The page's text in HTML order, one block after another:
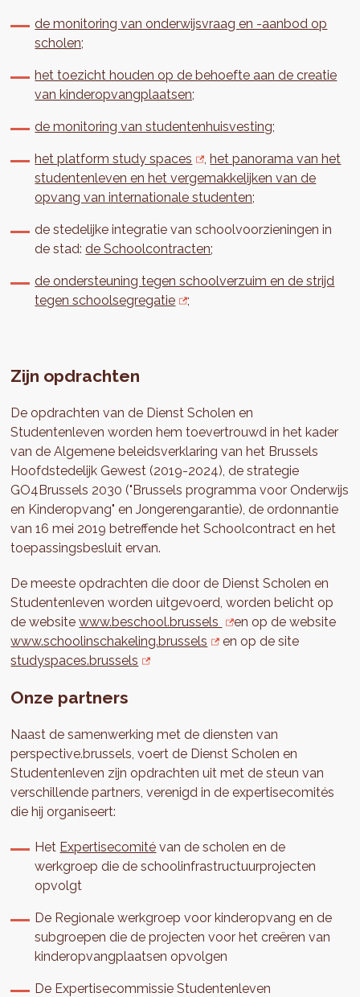
de monitoring van onderwijsvraag en -aanbod op
scholen;
het toezicht houden op de behoefte aan de creatie
van kinderopvangplaatsen;
de monitoring van studentenhuisvesting;
het platform study spaces ,het panorama van het
studentenleven en het vergemakkelijken van de
opvang van internationale studenten;
de stedelijke integratie van schoolvoorzieningen in
de stad:de Schoolcontracten;
de ondersteuning tegen schoolverzuim en de strijd
tegen schoolsegregatie
;
Zijn opdrachten
De opdrachten van de Dienst Scholen en
Studentenleven worden hem toevertrouwd in het kader
van de Algemene beleidsverklaring van het Brussels
Hoofdstedelijk Gewest (2019-2024), de strategie
GO4Brussels 2030 ("Brussels programma voor Onderwijs
en Kinderopvang" en Jongerengarantie), de ordonnantie
van 16 mei 2019 betreffende het Schoolcontract en het
toepassingsbesluit ervan.
De meeste opdrachten die door de Dienst Scholen en
Studentenleven worden uitgevoerd, worden belicht op
de websitewww.beschool.brussels
en op de website
www.schoolinschakeling.brussels
en op de site
studyspaces.brussels
Onze partners
Naast de samenwerking met de diensten van
perspective.brussels, voert de Dienst Scholen en
Studentenleven zijn opdrachten uit met de steun van
verschillende partners, verenigd in de expertisecomités
die hij organiseert:
Het Expertisecomité van de scholen en de
werkgroep die de schoolinfrastructuurprojecten
opvolgt
De Regionale werkgroep voor kinderopvang en de
subgroepen die de projecten voor het creëren van
kinderopvangplaatsen opvolgen
De Expertisecommissie Studentenleven